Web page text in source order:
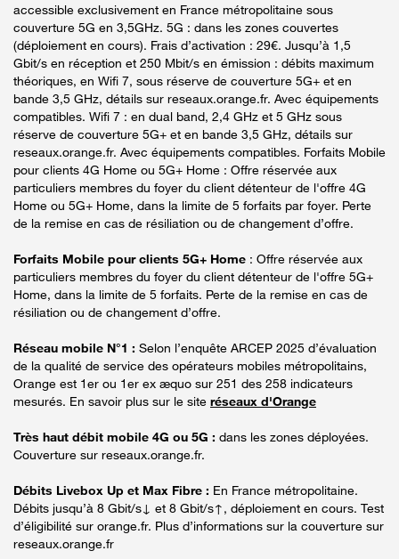
accessible exclusivement en France métropolitaine sous
couverture 5G en 3,5GHz. 5G : dans les zones couvertes
(déploiement en cours). Frais d’activation : 29€. Jusqu’à 1,5
Gbit/s en réception et 250 Mbit/s en émission : débits maximum
théoriques, en Wifi 7, sous réserve de couverture 5G+ et en
bande 3,5 GHz, détails sur reseaux.orange.fr. Avec équipements
compatibles. Wifi 7 : en dual band, 2,4 GHz et 5 GHz sous
réserve de couverture 5G+ et en bande 3,5 GHz, détails sur
reseaux.orange.fr. Avec équipements compatibles. Forfaits Mobile
pour clients 4G Home ou 5G+ Home : Offre réservée aux
particuliers membres du foyer du client détenteur de l'offre 4G
Home ou 5G+ Home, dans la limite de 5 forfaits par foyer. Perte
de la remise en cas de résiliation ou de changement d’offre.
Forfaits Mobile pour clients 5G+ Home : Offre réservée aux
particuliers membres du foyer du client détenteur de l'offre 5G+
Home, dans la limite de 5 forfaits. Perte de la remise en cas de
résiliation ou de changement d’offre.
Réseau mobile N°1 : Selon l’enquête ARCEP 2025 d’évaluation
de la qualité de service des opérateurs mobiles métropolitains,
Orange est 1er ou 1er ex æquo sur 251 des 258 indicateurs
mesurés. En savoir plus sur le site réseaux d'Orange
Très haut débit mobile 4G ou 5G : dans les zones déployées.
Couverture sur reseaux.orange.fr.
Débits Livebox Up et Max Fibre : En France métropolitaine.
Débits jusqu’à 8 Gbit/s↓ et 8 Gbit/s↑, déploiement en cours. Test
d’éligibilité sur orange.fr. Plus d’informations sur la couverture sur
reseaux.orange.fr